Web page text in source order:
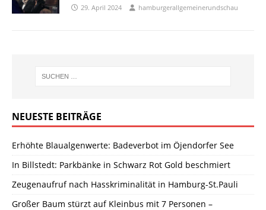
29. April 2024 hamburgerallgemeinerundschau
NEUESTE BEITRÄGE
Erhöhte Blaualgenwerte: Badeverbot im Öjendorfer See
In Billstedt: Parkbänke in Schwarz Rot Gold beschmiert
Zeugenaufruf nach Hasskriminalität in Hamburg-St.Pauli
Großer Baum stürzt auf Kleinbus mit 7 Personen –